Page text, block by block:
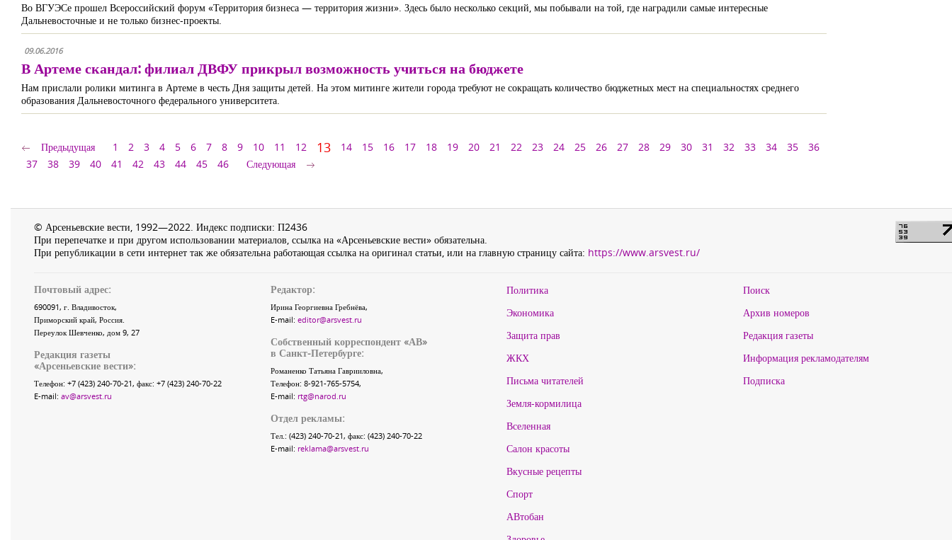
Во ВГУЭСе прошел Всероссийский форум «Территория бизнеса — территория жизни». Здесь было несколько секций, мы побывали на той, где наградили самые интересные
Дальневосточные и не только бизнес-проекты.
09.06.2016
В Артеме скандал: филиал ДВФУ прикрыл возможность учиться на бюджете
Нам прислали ролики митинга в Артеме в честь Дня защиты детей. На этом митинге жители города требуют не сокращать количество бюджетных мест на специальностях среднего
образования Дальневосточного федерального университета.
Предыдущая 1 2 3 4 5 6 7 8 9 10 11 12 13 14 15 16 17 18 19 20 21 22 23 24 25 26 27 28 29 30 31 32 33 34 35
36
37
38 39 40 41 42 43 44 45 46 Следующая
© Арсеньевские вести, 1992—2022. Индекс подписки: П2436
При перепечатке и при другом использовании материалов, ссылка на «Арсеньевские вести» обязательна.
При републикации в сети интернет так же обязательна работающая ссылка на оригинал статьи, или на главную страницу сайта: https://www.arsvest.ru/
Почтовый адрес:
690091, г. Владивосток,
Приморский край, Россия.
Переулок Шевченко, дом 9, 27
Редакция газеты
«Арсеньевские вести»:
Телефон: +7 (423) 240-70-21, факс: +7 (423) 240-70-22
E-mail: av@arsvest.ru
Редактор:
Ирина Георгиевна Гребнёва,
E-mail: editor@arsvest.ru
Собственный корреспондент «АВ»
в Санкт-Петербурге:
Романенко Татьяна Гаврииловна,
Телефон: 8-921-765-5754,
E-mail: rtg@narod.ru
Отдел рекламы:
Тел.: (423) 240-70-21, факс: (423) 240-70-22
E-mail: reklama@arsvest.ru
Политика
Экономика
Защита прав
ЖКХ
Письма читателей
Земля-кормилица
Вселенная
Салон красоты
Вкусные рецепты
Спорт
АВтобан
Поиск
Архив номеров
Редакция газеты
Информация рекламодателям
Подписка